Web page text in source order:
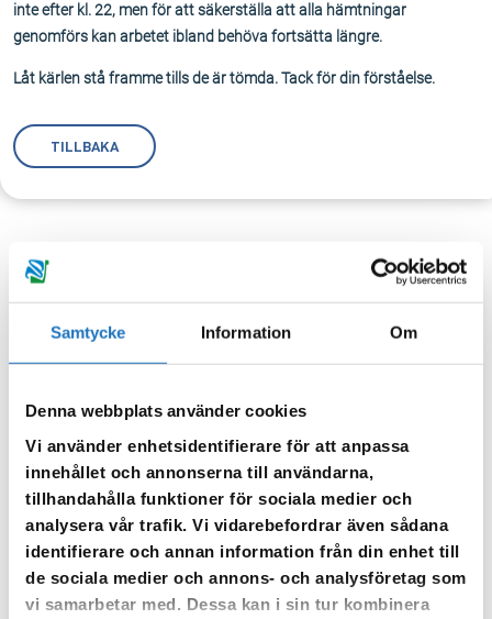
Samtycke Information Om
Denna webbplats använder cookies
Vi använder enhetsidentifierare för att anpassa
innehållet och annonserna till användarna,
tillhandahålla funktioner för sociala medier och
analysera vår trafik. Vi vidarebefordrar även sådana
identifierare och annan information från din enhet till
de sociala medier och annons- och analysföretag som
vi samarbetar med. Dessa kan i sin tur kombinera
inte efter kl. 22, men för att säkerställa att alla hämtningar
genomförs kan arbetet ibland behöva fortsätta längre.
Låt kärlen stå framme tills de är tömda. Tack för din förståelse.
TILLBAKA
Anmäl dig till vår sms-tjänst.
Vår sms-tjänst använder vi enbart för att kunna informera dig
om driftstörningar och andra händelser som kan påverka dig